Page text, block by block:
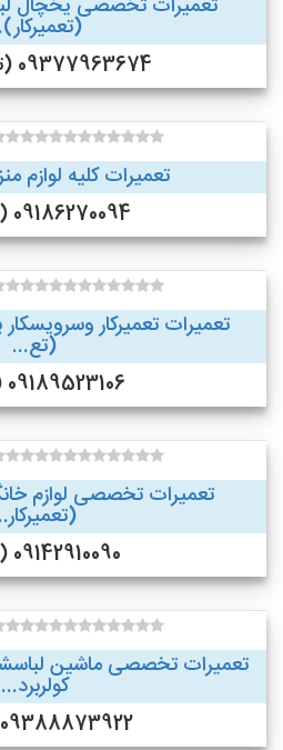
تعمیرات تخصصی یخچال
(تعمیرکار)...
09377963674 (تویسرکان )
تعمیرات کلیه لوازم
09186270094 (نهاوند )
تعمیرات تعمیرکار وسرویسکار
(تع...
09189523106 (ملایر )
تعمیرات تخصصی لوازم
(تعمیرکار...
09142910090 (کیش)
تعمیرات تخصصی ماشین
کولربرد...
09388873922 (قشم )